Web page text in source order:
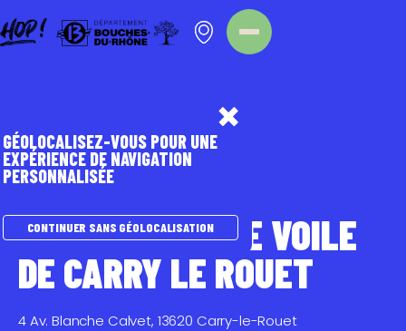
ASSOCIATION DE VOILE
DE CARRY LE ROUET
4 Av. Blanche Calvet, 13620 Carry-le-Rouet
GÉOLOCALISEZ-VOUS POUR UNE
EXPÉRIENCE DE NAVIGATION
PERSONNALISÉE
CONTINUER SANS GÉOLOCALISATION